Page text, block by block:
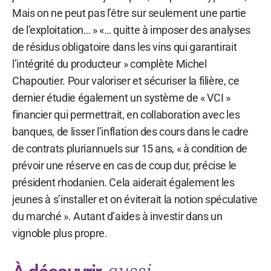
Mais on ne peut pas l’être sur seulement une partie
de l’exploitation… » «… quitte à imposer des analyses
de résidus obligatoire dans les vins qui garantirait
l’intégrité du producteur » complète Michel
Chapoutier. Pour valoriser et sécuriser la filière, ce
dernier étudie également un système de « VCI »
financier qui permettrait, en collaboration avec les
banques, de lisser l’inflation des cours dans le cadre
de contrats pluriannuels sur 15 ans, « à condition de
prévoir une réserve en cas de coup dur, précise le
président rhodanien. Cela aiderait également les
jeunes à s’installer et on éviterait la notion spéculative
du marché ». Autant d’aides à investir dans un
vignoble plus propre.